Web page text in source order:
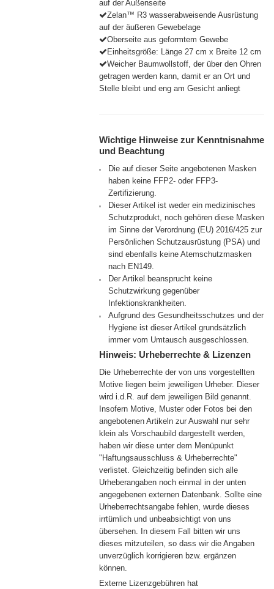
x 10
5J.
M
[ca.16 x
11,5
x 12
16J.
[ca.20 x
12,5
cm]
XXL
13 cm]
Verständlichkeit
Nutzen / Hilfreich
auf der Außenseite
Zelan™ R3 wasserabweisende Ausrüstung
auf der äußeren Gewebelage
Oberseite aus geformtem Gewebe
Einheitsgröße: Länge 27 cm x Breite 12 cm
Weicher Baumwollstoff, der über den Ohren
getragen werden kann, damit er an Ort und
Stelle bleibt und eng am Gesicht anliegt
Wichtige Hinweise zur Kenntnisnahme
und Beachtung
Die auf dieser Seite angebotenen Masken
haben keine FFP2- oder FFP3-
Zertifizierung.
Dieser Artikel ist weder ein medizinisches
Schutzprodukt, noch gehören diese Masken
im Sinne der Verordnung (EU) 2016/425 zur
Persönlichen Schutzausrüstung (PSA) und
sind ebenfalls keine Atemschutzmasken
nach EN149.
Der Artikel beansprucht keine
Schutzwirkung gegenüber
Infektionskrankheiten.
Aufgrund des Gesundheitsschutzes und der
Hygiene ist dieser Artikel grundsätzlich
immer vom Umtausch ausgeschlossen.
Hinweis: Urheberrechte & Lizenzen
Die Urheberrechte der von uns vorgestellten
Motive liegen beim jeweiligen Urheber. Dieser
wird i.d.R. auf dem jeweiligen Bild genannt.
Insofern Motive, Muster oder Fotos bei den
angebotenen Artikeln zur Auswahl nur sehr
klein als Vorschaubild dargestellt werden,
haben wir diese unter dem Menüpunkt
"Haftungsausschluss & Urheberrechte"
verlistet. Gleichzeitig befinden sich alle
Urheberangaben noch einmal in der unten
angegebenen externen Datenbank. Sollte eine
Urheberrechtsangabe fehlen, wurde dieses
irrtümlich und unbeabsichtigt von uns
übersehen. In diesem Fall bitten wir uns
dieses mitzuteilen, so dass wir die Angaben
unverzüglich korrigieren bzw. ergänzen
können.
Externe Lizenzgebühren hat